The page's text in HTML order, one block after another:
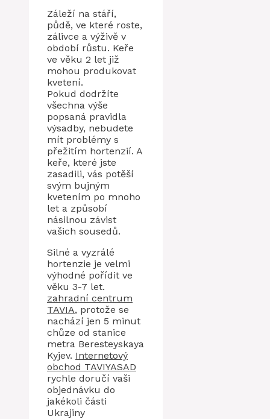
Záleží na stáří,
půdě, ve které roste,
zálivce a výživě v
období růstu. Keře
ve věku 2 let již
mohou produkovat
kvetení.
Pokud dodržíte
všechna výše
popsaná pravidla
výsadby, nebudete
mít problémy s
přežitím hortenzií. A
keře, které jste
zasadili, vás potěší
svým bujným
kvetením po mnoho
let a způsobí
násilnou závist
vašich sousedů.
Silné a vyzrálé
hortenzie je velmi
výhodné pořídit ve
věku 3-7 let.
zahradní centrum
TAVIA, protože se
nachází jen 5 minut
chůze od stanice
metra Beresteyskaya
Kyjev. Internetový
obchod TAVIYASAD
rychle doručí vaši
objednávku do
jakékoli části
Ukrajiny